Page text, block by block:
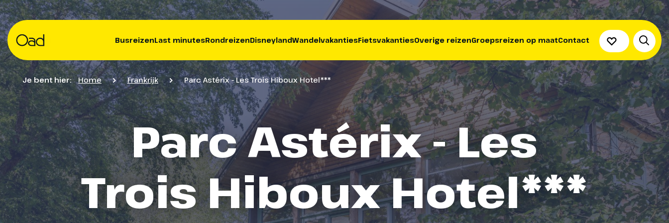
BusreizenLast minutesRondreizenDisneylandWandelvakantiesFietsvakantiesOverige reizenGroepsreizen op maatContact
Je bent hier: Home Frankrijk Parc Astérix - Les Trois Hiboux Hotel***
Parc Astérix - Les
Trois Hiboux Hotel***